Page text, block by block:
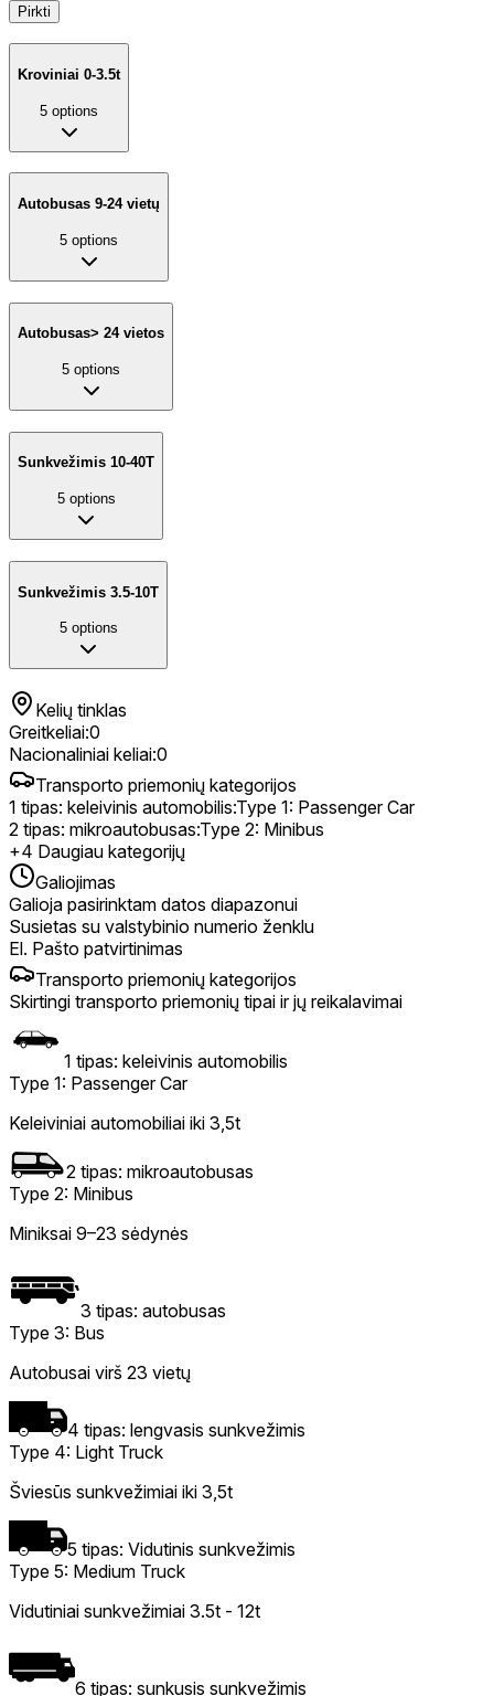
Pirkti
Kroviniai 0-3.5t
5 options
Autobusas 9-24 vietų
5 options
Autobusas> 24 vietos
5 options
Sunkvežimis 10-40T
5 options
Sunkvežimis 3.5-10T
5 options
Kelių tinklas
Greitkeliai:0
Nacionaliniai keliai:0
Transporto priemonių kategorijos
1 tipas: keleivinis automobilis:Type 1: Passenger Car
2 tipas: mikroautobusas:Type 2: Minibus
+4 Daugiau kategorijų
Galiojimas
Galioja pasirinktam datos diapazonui
Susietas su valstybinio numerio ženklu
El. Pašto patvirtinimas
Transporto priemonių kategorijos
Skirtingi transporto priemonių tipai ir jų reikalavimai
1 tipas: keleivinis automobilis
Type 1: Passenger Car
Keleiviniai automobiliai iki 3,5t
2 tipas: mikroautobusas
Type 2: Minibus
Miniksai 9–23 sėdynės
3 tipas: autobusas
Type 3: Bus
Autobusai virš 23 vietų
4 tipas: lengvasis sunkvežimis
Type 4: Light Truck
Šviesūs sunkvežimiai iki 3,5t
5 tipas: Vidutinis sunkvežimis
Type 5: Medium Truck
Vidutiniai sunkvežimiai 3.5t - 12t
6 tipas: sunkusis sunkvežimis